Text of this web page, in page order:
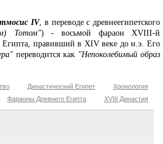
IV, в переводе с древнеегипетского
Тотом") - восьмой фараон XVIII-й
Египта, правивший в XIV веке до н.э. Его
переводится как "Непоколебимый образ
Хронология
Династический Египет
XVIII Династия
Фараоны Древнего Египта